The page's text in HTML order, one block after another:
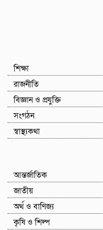
শিক্ষা
রাজনীতি
বিজ্ঞান ও প্রযুক্তি
সংগঠন
স্বাস্থ্যকথা
আন্তর্জাতিক
জাতীয়
অর্থ ও বাণিজ্য
কৃষি ও শিল্প